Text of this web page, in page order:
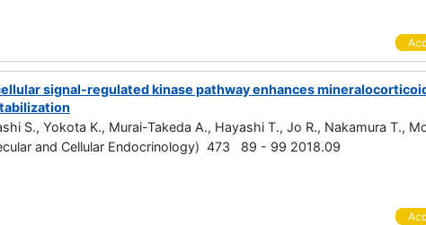
signal-regulated kinase pathway enhances
S., Yokota K., Murai-Takeda A., Hayashi T., Jo R., Nakamura T.,
and Cellular Endocrinology) 473 89 - 99 2018.09